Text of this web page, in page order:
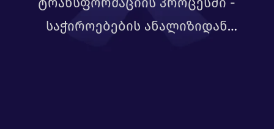
საჭიროებების ანალიზიდან